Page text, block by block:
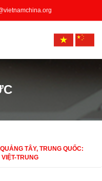
TÂY, TRUNG QUỐC:
TRUNG